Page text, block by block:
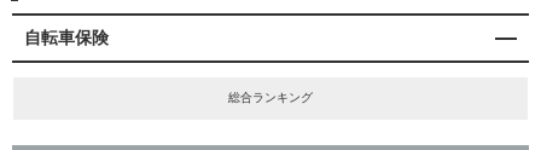
自転車保険
総合ランキング